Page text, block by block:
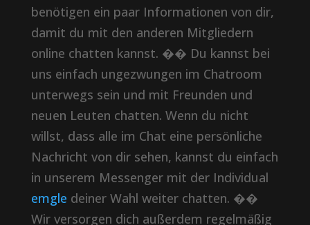
benötigen ein paar Informationen von dir,
damit du mit den anderen Mitgliedern
online chatten kannst. �� Du kannst bei
uns einfach ungezwungen im Chatroom
unterwegs sein und mit Freunden und
neuen Leuten chatten. Wenn du nicht
willst, dass alle im Chat eine persönliche
Nachricht von dir sehen, kannst du einfach
in unserem Messenger mit der Individual
emgle deiner Wahl weiter chatten. ��
Wir versorgen dich außerdem regelmäßig